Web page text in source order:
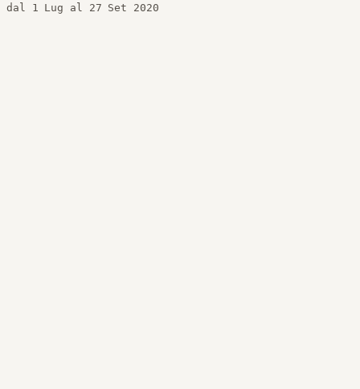
dal 1 Lug al 27 Set 2020